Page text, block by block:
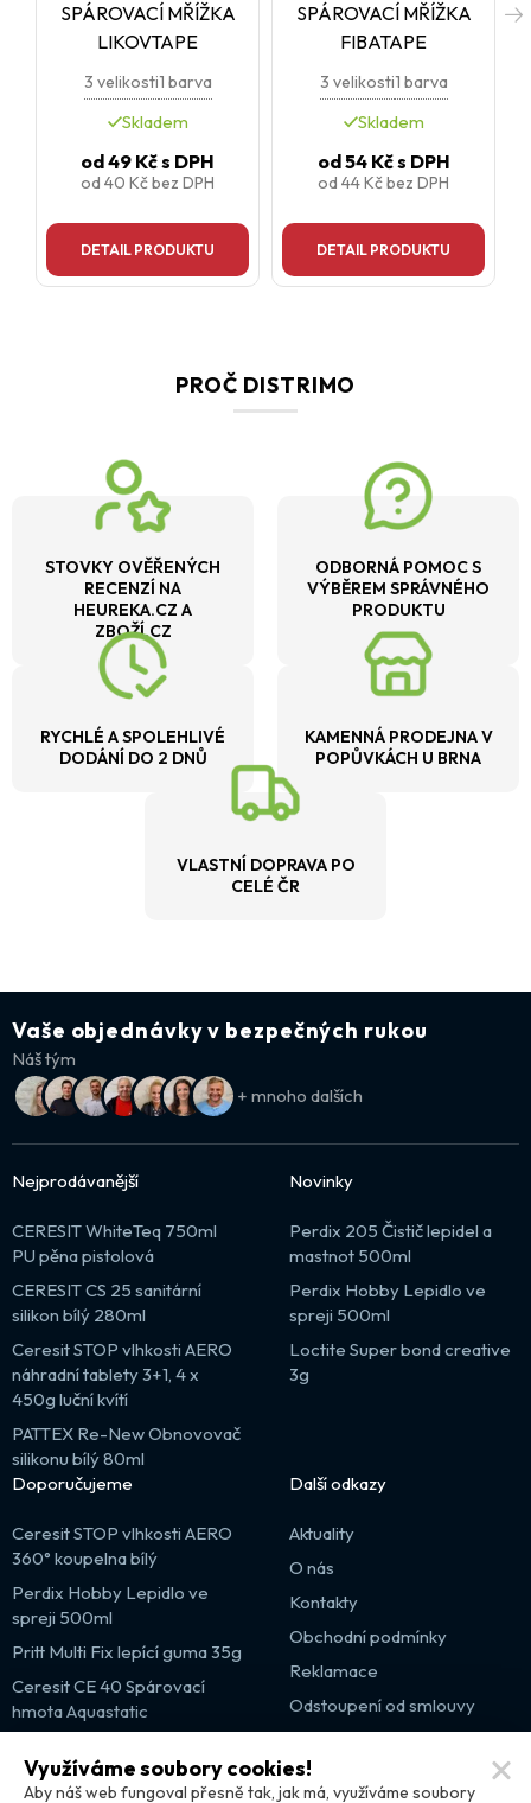
SPÁROVACÍ MŘÍŽKA
LIKOVTAPE
3 velikosti1 barva
Skladem
od49 Kčs DPH
od 40 Kčbez DPH
DETAIL PRODUKTU
SPÁROVACÍ MŘÍŽKA
FIBATAPE
3 velikosti1 barva
Skladem
od54 Kčs DPH
od 44 Kčbez DPH
DETAIL PRODUKTU
PROČ DISTRIMO
STOVKY OVĚŘENÝCH
RECENZÍ NA
HEUREKA.CZ A
ZBOŽÍ.CZ
ODBORNÁ POMOC S
VÝBĚREM SPRÁVNÉHO
PRODUKTU
RYCHLÉ A SPOLEHLIVÉ
DODÁNÍ DO 2 DNŮ
KAMENNÁ PRODEJNA V
POPŮVKÁCH U BRNA
VLASTNÍ DOPRAVA PO
CELÉ ČR
Vaše objednávky v bezpečných rukou
Náš tým
+ mnoho dalších
Nejprodávanější
CERESIT WhiteTeq 750ml
PU pěna pistolová
CERESIT CS 25 sanitární
silikon bílý 280ml
Ceresit STOP vlhkosti AERO
náhradní tablety 3+1, 4 x
450g luční kvítí
PATTEX Re-New Obnovovač
silikonu bílý 80ml
Novinky
Perdix 205 Čistič lepidel a
mastnot 500ml
Perdix Hobby Lepidlo ve
spreji 500ml
Loctite Super bond creative
3g
Doporučujeme
Ceresit STOP vlhkosti AERO
360° koupelna bílý
Perdix Hobby Lepidlo ve
spreji 500ml
Pritt Multi Fix lepící guma 35g
Ceresit CE 40 Spárovací
hmota Aquastatic
Další odkazy
Aktuality
O nás
Kontakty
Obchodní podmínky
Reklamace
Odstoupení od smlouvy
Výprodej
Partnerské weby
Využíváme soubory cookies!
Aby náš web fungoval přesně tak, jak má, využíváme soubory